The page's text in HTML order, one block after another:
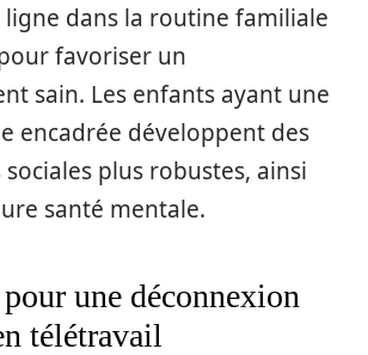
ligne dans la routine familiale
favoriser un
sain. Les enfants ayant une
encadrée développent des
plus robustes, ainsi
santé mentale.
une déconnexion
télétravail